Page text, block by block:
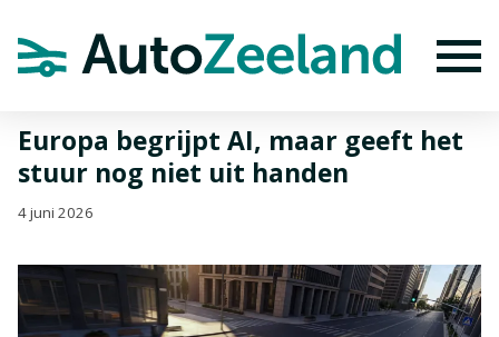
uit handen
Europa begrijpt AI, maar geeft het
stuur nog niet uit handen
4 juni 2026